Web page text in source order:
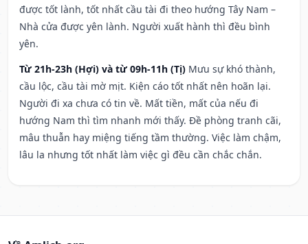
được tốt lành, tốt nhất cầu tài đi theo hướng Tây Nam –
Nhà cửa được yên lành. Người xuất hành thì đều bình
yên.
Từ 21h-23h (Hợi) và từ 09h-11h (Tị) Mưu sự khó thành,
cầu lộc, cầu tài mờ mịt. Kiện cáo tốt nhất nên hoãn lại.
Người đi xa chưa có tin về. Mất tiền, mất của nếu đi
hướng Nam thì tìm nhanh mới thấy. Đề phòng tranh cãi,
mâu thuẫn hay miệng tiếng tầm thường. Việc làm chậm,
lâu la nhưng tốt nhất làm việc gì đều cần chắc chắn.